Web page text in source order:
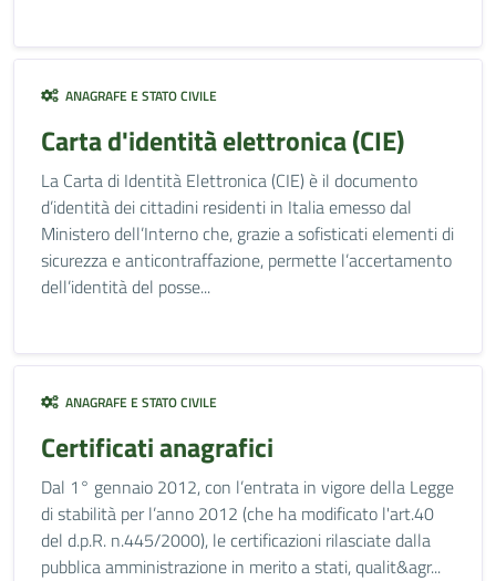
ANAGRAFE E STATO CIVILE
Carta d'identità elettronica (CIE)
La Carta di Identità Elettronica (CIE) è il documento
d’identità dei cittadini residenti in Italia emesso dal
Ministero dell’Interno che, grazie a sofisticati elementi di
sicurezza e anticontraffazione, permette l’accertamento
dell’identità del posse...
ANAGRAFE E STATO CIVILE
Certificati anagrafici
Dal 1° gennaio 2012, con l’entrata in vigore della Legge
di stabilità per l’anno 2012 (che ha modificato l'art.40
del d.p.R. n.445/2000), le certificazioni rilasciate dalla
pubblica amministrazione in merito a stati, qualit&agr...